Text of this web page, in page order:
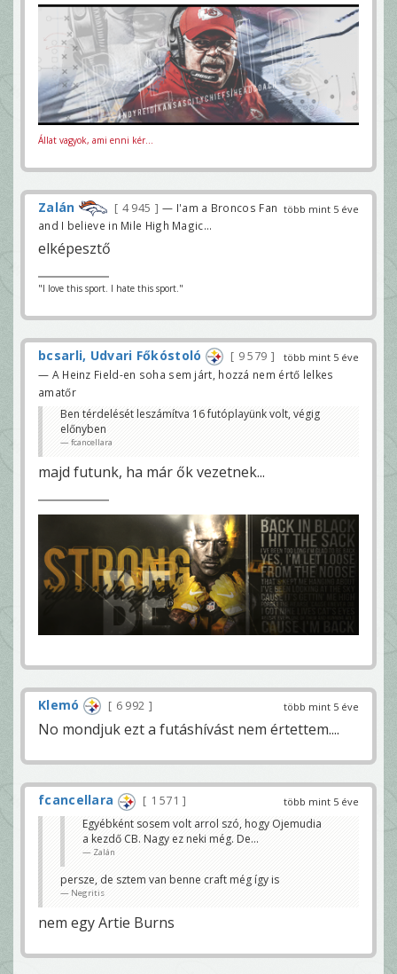
Állat vagyok, ami enni kér...
több mint 5 éve
Zalán 4 945
— I'am a Broncos Fan
and I believe in Mile High Magic...
elképesztő
"I love this sport. I hate this sport."
több mint 5 éve
bcsarli, Udvari Főkóstoló 9 579
— A Heinz Field-en soha sem járt, hozzá nem értő lelkes
amatőr
Ben térdelését leszámítva 16 futóplayünk volt, végig
előnyben
fcancellara
majd futunk, ha már ők vezetnek...
több mint 5 éve
Klemó 6 992
No mondjuk ezt a futáshívást nem értettem....
több mint 5 éve
fcancellara
1 571
Egyébként sosem volt arrol szó, hogy Ojemudia
a kezdő CB. Nagy ez neki még. De...
Zalán
persze, de sztem van benne craft még így is
Negritis
nem egy Artie Burns